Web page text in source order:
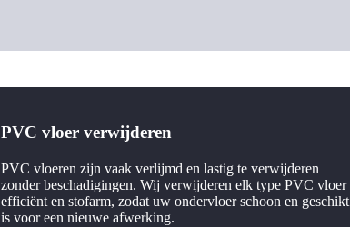
PVC vloer verwijderen
PVC vloeren zijn vaak verlijmd en lastig te verwijderen
zonder beschadigingen. Wij verwijderen elk type PVC vloer
efficiënt en stofarm, zodat uw ondervloer schoon en geschikt
is voor een nieuwe afwerking.